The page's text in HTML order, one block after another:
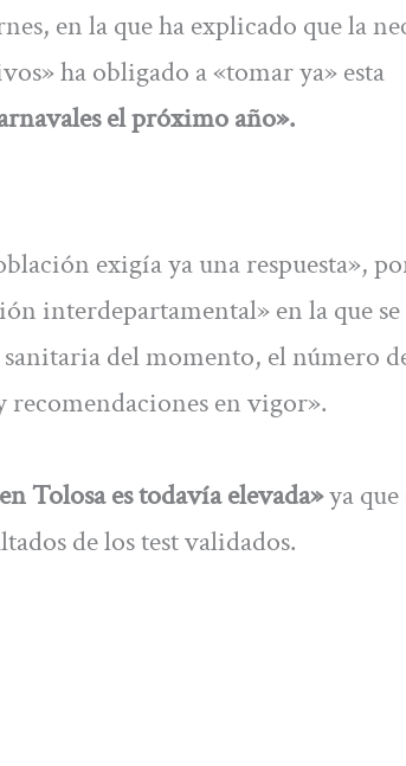
en la que ha explicado que la
ha obligado a «tomar ya» esta
el próximo año».
exigía ya una respuesta»,
interdepartamental» en la que se
del momento, el número
recomendaciones en vigor».
Tolosa es todavía elevada»ya que
de los test validados.